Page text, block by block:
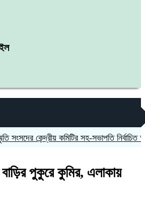
কেন্দ্রীয় কমিটির সহ-সভাপতি নির্বাচিত
পুকুরে কুমির, এলাকায়